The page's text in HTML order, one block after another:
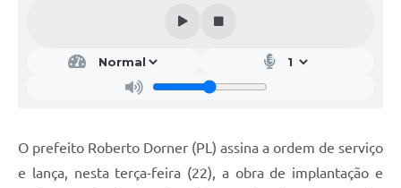
O prefeito Roberto Dorner (PL) assina a ordem de serviço
e lança, nesta terça-feira (22), a obra de implantação e